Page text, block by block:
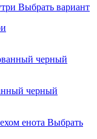
Выбрать вариант
черный
Выбрать